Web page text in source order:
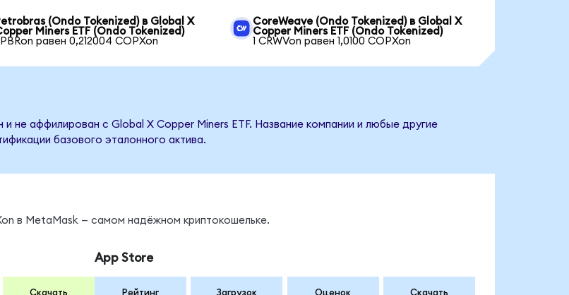
(Ondo Tokenized) в Global X
Miners ETF (Ondo Tokenized)
PBRon равен 0,212004 COPXon
CoreWeave (Ondo Tokenized) в Global X
Copper Miners ETF (Ondo Tokenized)
1 CRWVon равен 1,0100 COPXon
не аффилирован с Global X Copper Miners ETF. Название компании и любые другие
базового эталонного актива.
в MetaMask — самом надёжном криптокошельке.
Скачать
App Store
Рейтинг Загрузок Оценок Скачать